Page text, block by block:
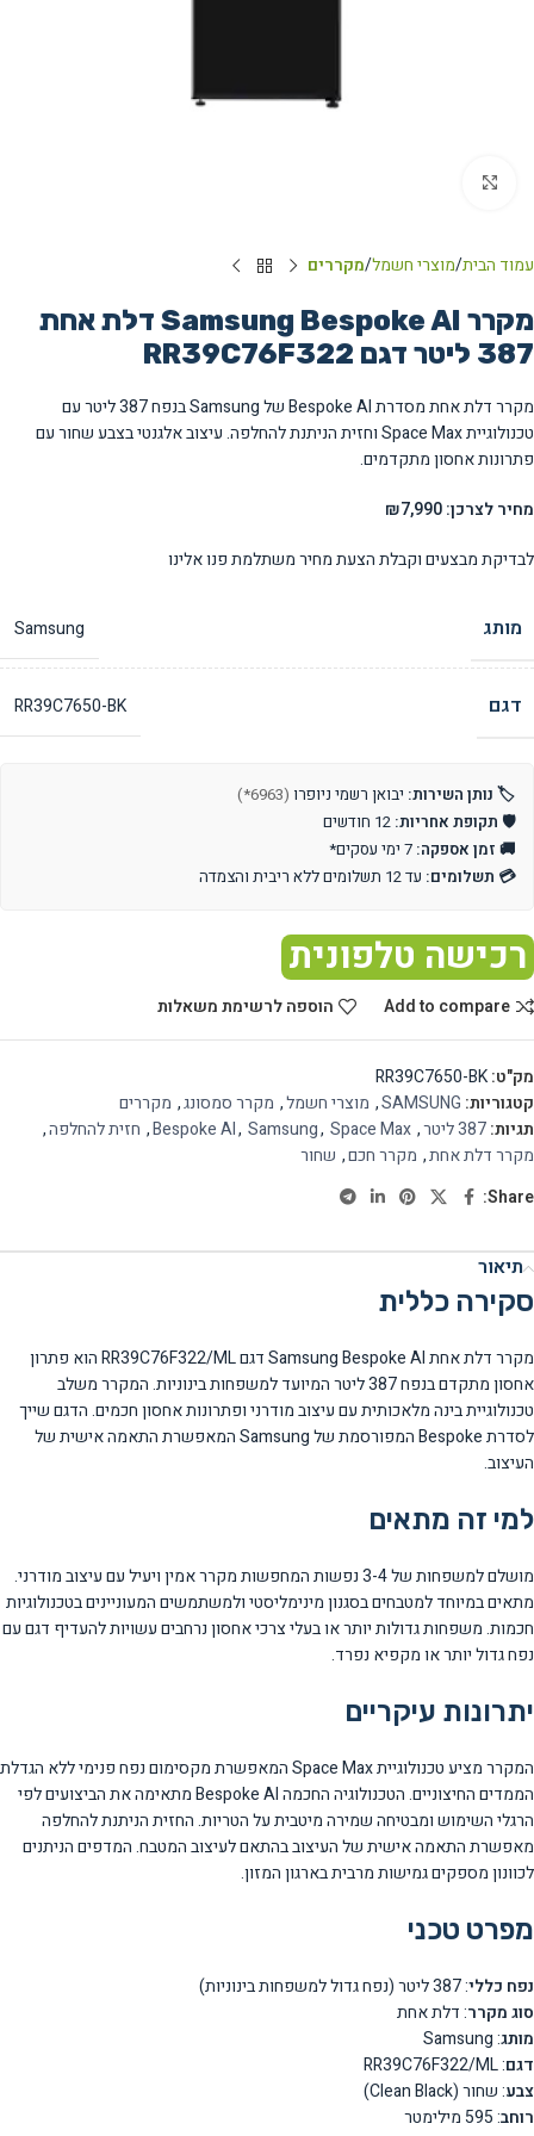
עמוד הבית מוצרי חשמל מקררים
מקרר Samsung Bespoke AI דלת אחת
מקרר דלת אחת מסדרת Bespoke AI של Samsung בנפח 387 ליטר עם
טכנולוגיית Space Max וחזית הניתנת להחלפה. עיצוב אלגנטי בצבע שחור עם
פתרונות אחסון מתקדמים.
מחיר לצרכן: ₪7,990
לבדיקת מבצעים וקבלת הצעת מחיר משתלמת פנו אלינו
מותג Samsung
דגם RR39C7650-BK
🏷️ נותן השירות: יבואן רשמי ניופרו (6963*)
🛡️ תקופת אחריות:
🚚 זמן אספקה:
💳 תשלומים: עד 12 תשלומים ללא ריבית והצמדה
רכישה טלפונית
Add to compare הוספה לרשימת משאלות
מק"ט:RR39C7650-BK
קטגוריות: SAMSUNG
, מוצרי חשמל, מקרר סמסונג, מקררים
תגיות:387 ליטר ,
Bespoke AI, Samsung, Space Max
, חזית להחלפה,
מקרר דלת אחת, מקרר חכם, שחור
Share:
תיאור
סקירה כללית
מקרר דלת אחת Samsung Bespoke AI דגם RR39C76F322/ML הוא פתרון
אחסון מתקדם בנפח 387 ליטר המיועד למשפחות בינוניות. המקרר משלב
טכנולוגיית בינה מלאכותית עם עיצוב מודרני ופתרונות אחסון חכמים. הדגם שייך
לסדרת Bespoke המפורסמת של Samsung המאפשרת התאמה אישית של
העיצוב.
למי זה מתאים
מושלם למשפחות של 3-4 נפשות המחפשות מקרר אמין ויעיל עם עיצוב מודרני.
מתאים במיוחד למטבחים בסגנון מינימליסטי ולמשתמשים המעוניינים בטכנולוגיות
חכמות. משפחות גדולות יותר או בעלי צרכי אחסון נרחבים עשויות להעדיף דגם עם
נפח גדול יותר או מקפיא נפרד.
יתרונות עיקריים
המקרר מציע טכנולוגיית Space Max המאפשרת מקסימום נפח פנימי ללא הגדלת
הממדים החיצוניים. הטכנולוגיה החכמה Bespoke AI מתאימה את הביצועים לפי
הרגלי השימוש ומבטיחה שמירה מיטבית על הטריות. החזית הניתנת להחלפה
מאפשרת התאמה אישית של העיצוב בהתאם לעיצוב המטבח. המדפים הניתנים
לכוונון מספקים גמישות מרבית בארגון המזון.
מפרט טכני
נפח כללי: 387 ליטר (נפח גדול למשפחות בינוניות)
סוג מקרר: דלת אחת
מותג: Samsung
דגם: RR39C76F322/ML
צבע: שחור (Clean Black)
רוחב: 595 מילימטר